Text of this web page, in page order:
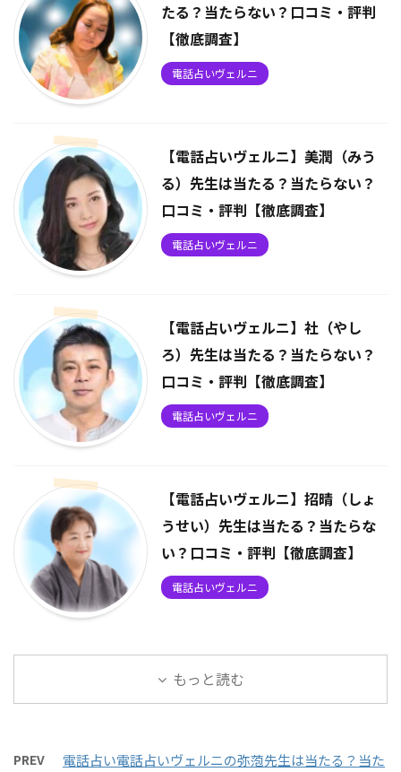
たる？当たらない？口コミ・評判
【徹底調査】
電話占いヴェルニ
【電話占いヴェルニ】美潤（みう
る）先生は当たる？当たらない？
口コミ・評判【徹底調査】
電話占いヴェルニ
【電話占いヴェルニ】社（やし
ろ）先生は当たる？当たらない？
口コミ・評判【徹底調査】
電話占いヴェルニ
【電話占いヴェルニ】招晴（しょ
うせい）先生は当たる？当たらな
い？口コミ・評判【徹底調査】
電話占いヴェルニ
もっと読む
PREV
電話占い電話占いヴェルニの弥萢先生は当たる？当た